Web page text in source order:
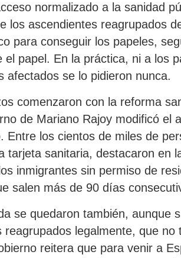
normalizado a la sanidad
los ascendientes reagrupados
para conseguir los papeles,
el papel. En la práctica, ni a los
afectados se lo pidieron nunca.
comenzaron con la reforma
de Mariano Rajoy modificó el
Entre los cientos de miles de
tarjeta sanitaria, destacaron en
inmigrantes sin permiso de
salen más de 90 días
se quedaron también, aunque
reagrupados legalmente, que no
reitera que para venir a